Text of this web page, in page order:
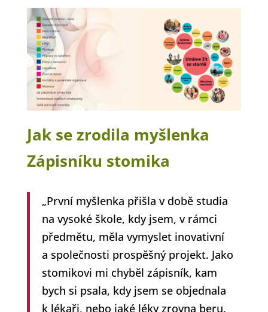
Jak se zrodila myšlenka
Zápisníku stomika
„První myšlenka přišla v době studia
na vysoké škole, kdy jsem, v rámci
předmětu, měla vymyslet inovativní
a společnosti prospěšný projekt. Jako
stomikovi mi chyběl zápisník, kam
bych si psala, kdy jsem se objednala
k lékaři, nebo jaké léky zrovna beru.